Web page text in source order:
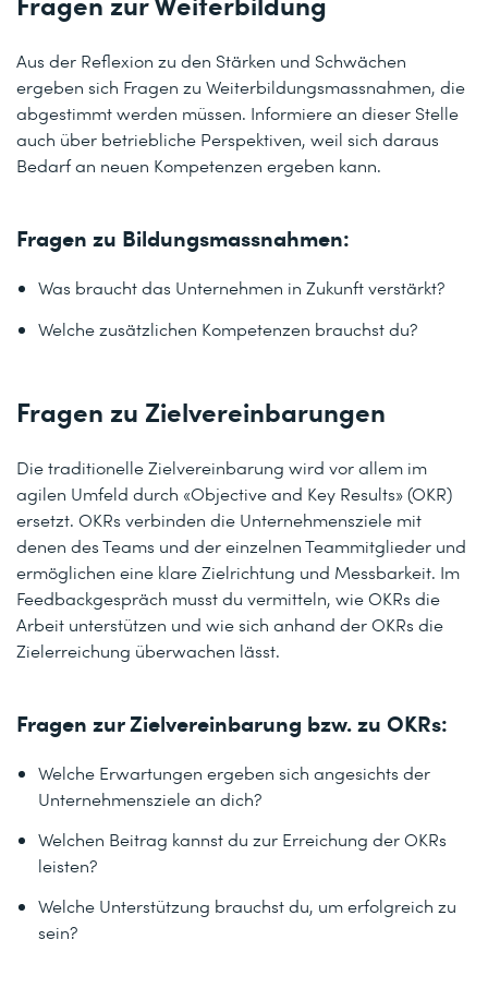
Aus der Reflexion zu den Stärken und Schwächen
ergeben sich Fragen zu Weiterbildungsmassnahmen, die
abgestimmt werden müssen. Informiere an dieser Stelle
auch über betriebliche Perspektiven, weil sich daraus
Bedarf an neuen Kompetenzen ergeben kann.
Fragen zu Bildungsmassnahmen:
Was braucht das Unternehmen in Zukunft verstärkt?
Welche zusätzlichen Kompetenzen brauchst du?
Fragen zu Zielvereinbarungen
Die traditionelle Zielvereinbarung wird vor allem im
agilen Umfeld durch «Objective and Key Results» (OKR)
ersetzt. OKRs verbinden die Unternehmensziele mit
denen des Teams und der einzelnen Teammitglieder und
ermöglichen eine klare Zielrichtung und Messbarkeit. Im
Feedbackgespräch musst du vermitteln, wie OKRs die
Arbeit unterstützen und wie sich anhand der OKRs die
Zielerreichung überwachen lässt.
Fragen zur Zielvereinbarung bzw. zu OKRs:
Welche Erwartungen ergeben sich angesichts der
Unternehmensziele an dich?
Welchen Beitrag kannst du zur Erreichung der OKRs
leisten?
Welche Unterstützung brauchst du, um erfolgreich zu
sein?